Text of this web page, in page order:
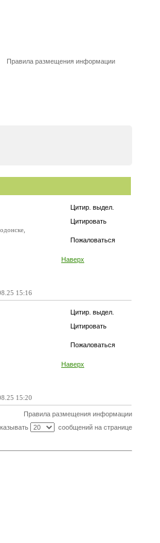
Правила размещения информации
Цитир. выдел.
Цитировать
Пожаловаться
Наверх
15:16
Цитир. выдел.
Цитировать
Пожаловаться
Наверх
15:20
Правила размещения информации
сообщений на странице